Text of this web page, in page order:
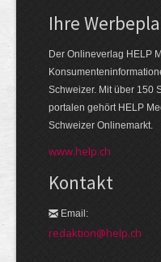
Ihre
Der Onlineverlag HELP
Schweizer. Mit über 150
portalen gehört HELP
Schweizer Onlinemarkt.
www.help.ch
Kontakt
Email:
redaktion@help.ch